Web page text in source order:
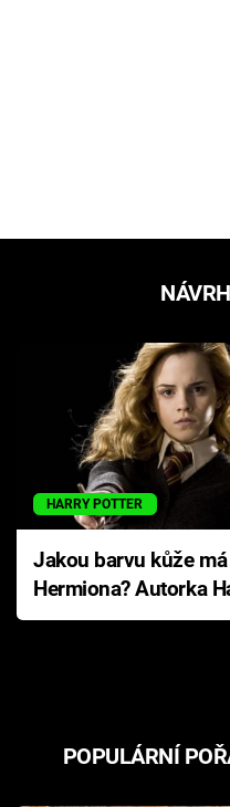
HARRY POTTER
Jakou barvu kůže
Hermiona? Autorka
Pottera přišla s
POPULÁRNÍ